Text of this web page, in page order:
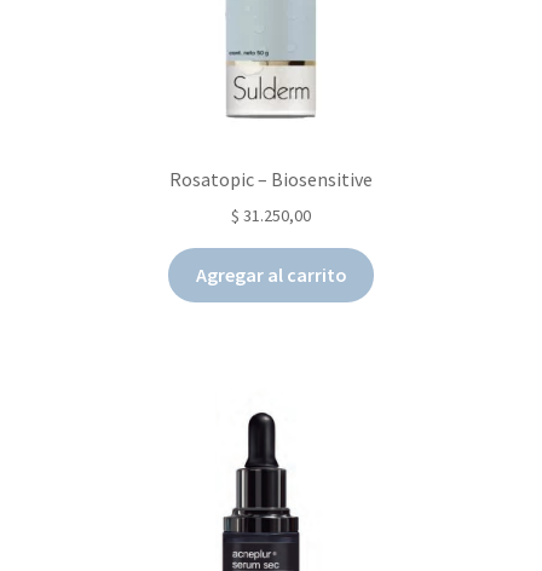
Rosatopic – Biosensitive
$ 31.250,00
Agregar al carrito